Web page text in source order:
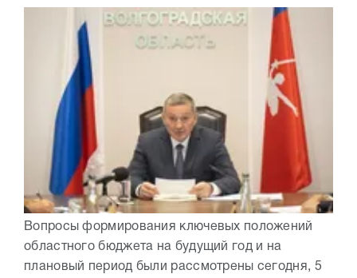
Вопросы формирования ключевых положений
областного бюджета на будущий год и на
плановый период были рассмотрены сегодня, 5